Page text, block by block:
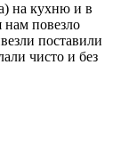
на кухню и в
нам повезло
поставили
чисто и без